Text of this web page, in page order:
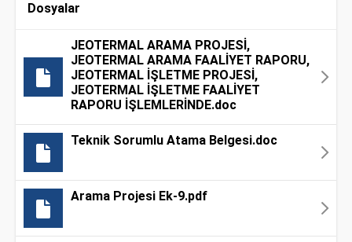
Dosyalar
JEOTERMAL ARAMA PROJESİ,
JEOTERMAL ARAMA FAALİYET RAPORU,
JEOTERMAL İŞLETME PROJESİ,
JEOTERMAL İŞLETME FAALİYET
RAPORU İŞLEMLERİNDE.doc
Teknik Sorumlu Atama Belgesi.doc
Arama Projesi Ek-9.pdf